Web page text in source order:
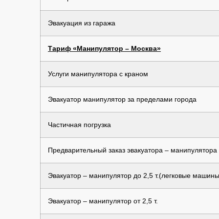
Эвакуация из гаража
Тариф «Манипулятор – Москва»
Услуги манипулятора с краном
Эвакуатор манипулятор за пределами города
Частичная погрузка
Предварительный заказ эвакуатора – манипулятора
Эвакуатор – манипулятор до 2,5 т.(легковые
Эвакуатор – манипулятор от 2,5 т.